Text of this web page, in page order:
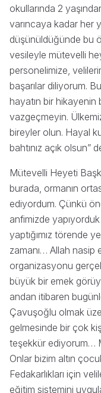
okullarında 2
varıncaya kadar her
düşünüldüğünde bu
vesileyle mütevelli
personelimize,
başarılar diliyorum.
hayatın bir hikayenin
vazgeçmeyin.
bireyler olun. Hayal
bahtınız açık olsun”
Mütevelli Heyeti
burada, ormanın
ediyordum. Çünkü
anfimizde
yaptığımız törende
zamanı… Allah
organizasyonu
büyük bir emek
andan itibaren
Çavuşoğlu olmak
gelmesinde bir çok
teşekkür ediyorum…
Onlar bizim altın
Fedakarlıkları için
eğitim sistemini